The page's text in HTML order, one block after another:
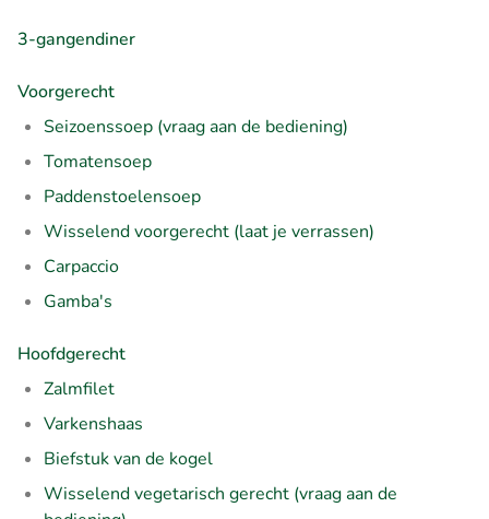
3-gangendiner
Voorgerecht
Seizoenssoep (vraag aan de bediening)
Tomatensoep
Paddenstoelensoep
Wisselend voorgerecht (laat je verrassen)
Carpaccio
Gamba's
Hoofdgerecht
Zalmfilet
Varkenshaas
Biefstuk van de kogel
Wisselend vegetarisch gerecht (vraag aan de